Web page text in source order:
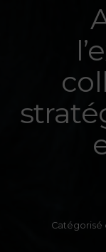
Catégorisé